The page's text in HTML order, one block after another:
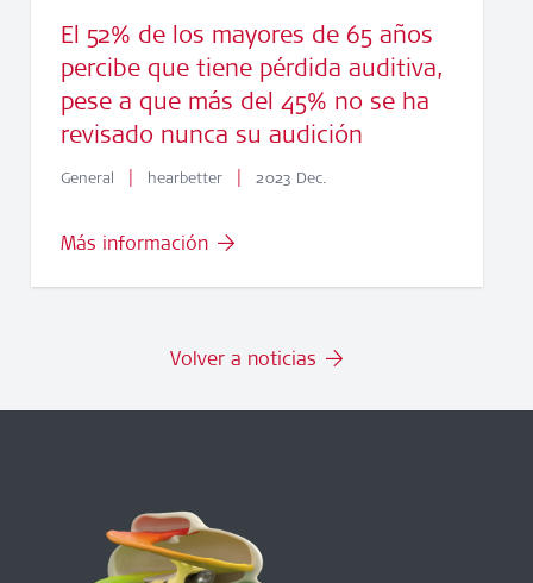
El 52% de los mayores de 65 años
percibe que tiene pérdida auditiva,
pese a que más del 45% no se ha
revisado nunca su audición
General | hearbetter | 2023 Dec.
Más información
Volver a noticias